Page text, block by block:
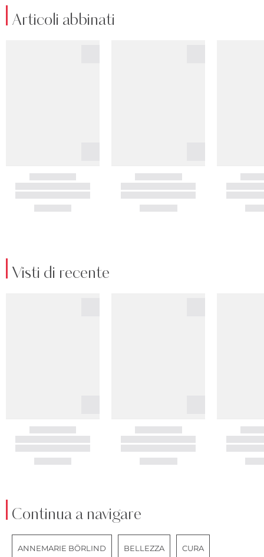
Articoli abbinati
Visti di recente
Continua a navigare
ANNEMARIE BÖRLIND BELLEZZA CURA